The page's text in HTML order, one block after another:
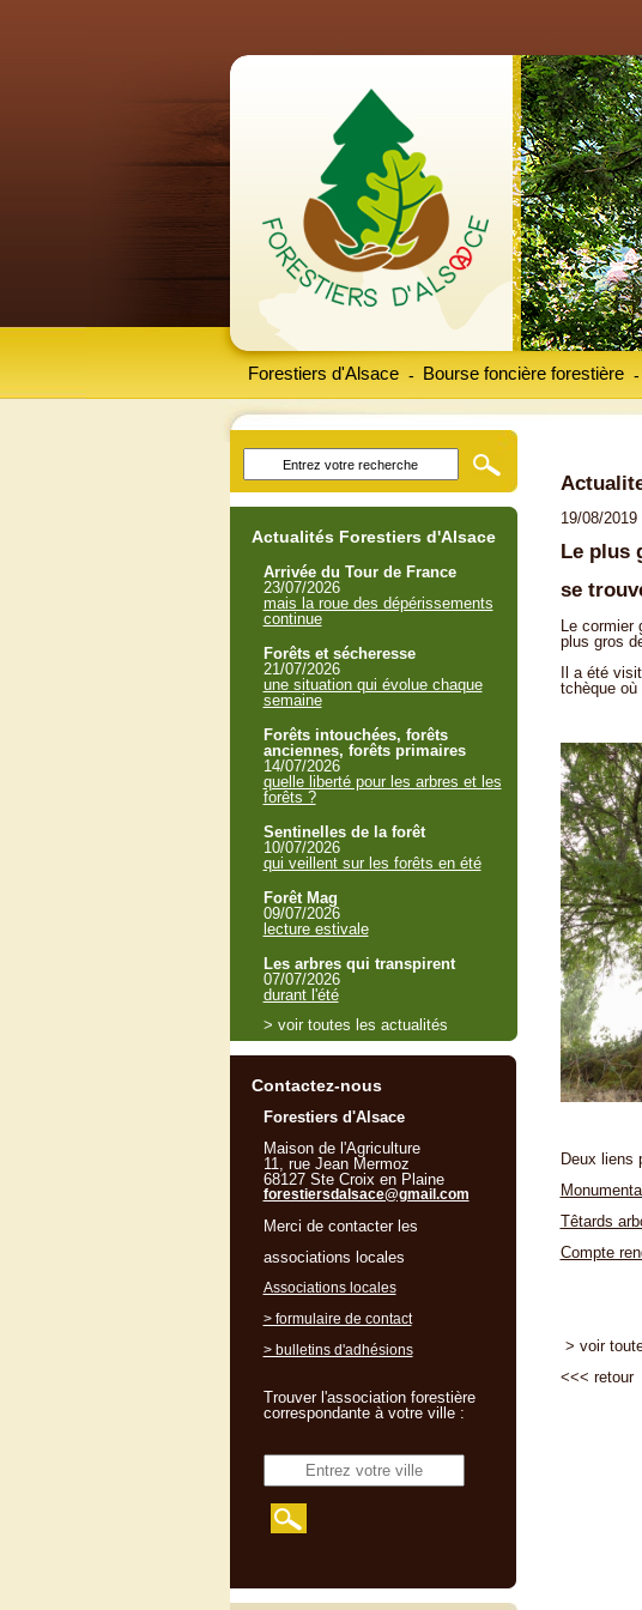
Forestiers d'Alsace Bourse foncière forestière
- -
19/08/2019
Le plus
se
Le cormier
plus gros
Il a été
tchèque
Deux liens
Têtards
Compte
> voir
<<< retour
Actualités Forestiers d'Alsace
Arrivée du Tour de France
23/07/2026
mais la roue des dépérissements
continue
Forêts et sécheresse
21/07/2026
une situation qui évolue chaque
semaine
Forêts intouchées, forêts
anciennes, forêts primaires
14/07/2026
quelle liberté pour les arbres et les
forêts ?
Sentinelles de la forêt
10/07/2026
qui veillent sur les forêts en été
Forêt Mag
09/07/2026
lecture estivale
Les arbres qui transpirent
07/07/2026
durant l'été
> voir toutes les actualités
Contactez-nous
Forestiers d'Alsace
Maison de l'Agriculture
11, rue Jean Mermoz
68127 Ste Croix en Plaine
forestiersdalsace@gmail.com
Merci de contacter les
associations locales
Associations locales
> formulaire de contact
> bulletins d'adhésions
Trouver l'association forestière
correspondante à votre ville :